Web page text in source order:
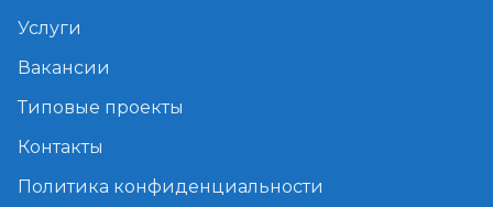
Услуги
Вакансии
Типовые проекты
Контакты
Политика конфиденциальности